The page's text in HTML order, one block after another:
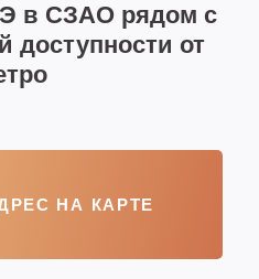
в СЗАО рядом с
доступности от
НА КАРТЕ